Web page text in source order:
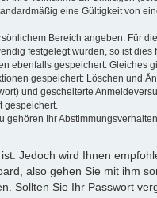
eine Gültigkeit von
Bereich angeben. Für
festgelegt wurden, so ist dies
gespeichert. Gleiches
gespeichert: Löschen und
und gescheiterte
gespeichert.
Ihr
Jedoch wird Ihnen
also gehen Sie mit ihm
Sollten Sie Ihr Passwort